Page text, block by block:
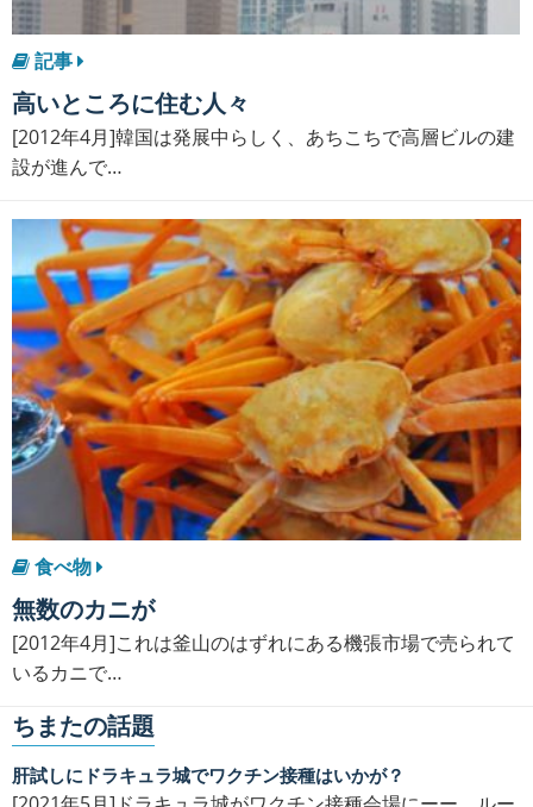
記事
高いところに住む人々
[2012年4月]韓国は発展中らしく、あちこちで高層ビルの建
設が進んで…
食べ物
無数のカニが
[2012年4月]これは釜山のはずれにある機張市場で売られて
いるカニで…
ちまたの話題
肝試しにドラキュラ城でワクチン接種はいかが？